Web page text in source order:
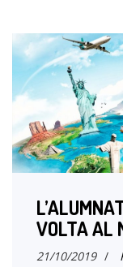
VOLTA AL
21/10/2019 /